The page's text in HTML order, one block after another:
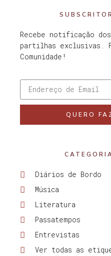
Recebe notificação
partilhas exclusivas.
Comunidade!
QUERO
Diários de Bordo
Música
Literatura
Passatempos
Entrevistas
Ver todas as